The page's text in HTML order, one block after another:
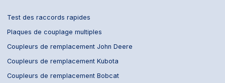
Test des raccords rapides
Plaques de couplage multiples
Coupleurs de remplacement John Deere
Coupleurs de remplacement Kubota
Coupleurs de remplacement Bobcat